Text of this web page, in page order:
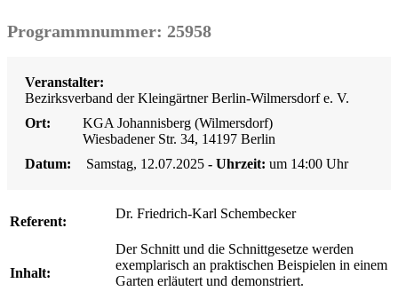
Programmnummer: 25958
Veranstalter:
Bezirksverband der Kleingärtner Berlin-Wilmersdorf e. V.
Ort:
KGA Johannisberg (Wilmersdorf)
Wiesbadener Str. 34, 14197 Berlin
Datum:
Samstag, 12.07.2025 - Uhrzeit: um 14:00 Uhr
Referent:
Dr. Friedrich-Karl Schembecker
Inhalt:
Der Schnitt und die Schnittgesetze werden
exemplarisch an praktischen Beispielen in einem
Garten erläutert und demonstriert.